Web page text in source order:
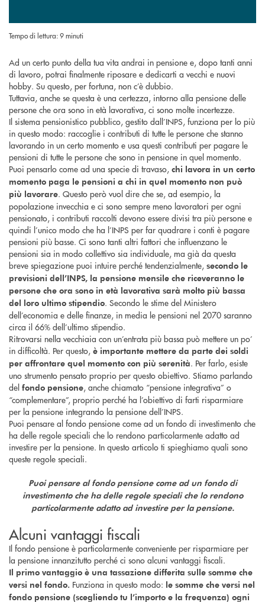
Tempo di lettura: 9 minuti
Ad un certo punto della tua vita andrai in pensione e, dopo tanti anni
di lavoro, potrai finalmente riposare e dedicarti a vecchi e nuovi
hobby. Su questo, per fortuna, non c’è dubbio.
Tuttavia, anche se questa è una certezza, intorno alla pensione delle
persone che ora sono in età lavorativa, ci sono molte incertezze.
Il sistema pensionistico pubblico, gestito dall’INPS, funziona per lo più
in questo modo: raccoglie i contributi di tutte le persone che stanno
lavorando in un certo momento e usa questi contributi per pagare le
pensioni di tutte le persone che sono in pensione in quel momento.
Puoi pensarlo come ad una specie di travaso, chi lavora in un certo
momento paga le pensioni a chi in quel momento non può
più lavorare. Questo però vuol dire che se, ad esempio, la
popolazione invecchia e ci sono sempre meno lavoratori per ogni
pensionato, i contributi raccolti devono essere divisi tra più persone e
quindi l’unico modo che ha l’INPS per far quadrare i conti è pagare
pensioni più basse. Ci sono tanti altri fattori che influenzano le
pensioni sia in modo collettivo sia individuale, ma già da questa
breve spiegazione puoi intuire perché tendenzialmente, secondo le
previsioni dell’INPS, la pensione mensile che riceveranno le
persone che ora sono in età lavorativa sarà molto più bassa
del loro ultimo stipendio. Secondo le stime del Ministero
dell’economia e delle finanze, in media le pensioni nel 2070 saranno
circa il 66% dell’ultimo stipendio.
Ritrovarsi nella vecchiaia con un’entrata più bassa può mettere un po’
in difficoltà. Per questo, è importante mettere da parte dei soldi
per affrontare quel momento con più serenità. Per farlo, esiste
uno strumento pensato proprio per questo obiettivo. Stiamo parlando
del fondo pensione, anche chiamato “pensione integrativa” o
“complementare”, proprio perché ha l’obiettivo di farti risparmiare
per la pensione integrando la pensione dell’INPS.
Puoi pensare al fondo pensione come ad un fondo di investimento che
ha delle regole speciali che lo rendono particolarmente adatto ad
investire per la pensione. In questo articolo ti spieghiamo quali sono
queste regole speciali.
Puoi pensare al fondo pensione come ad un fondo di
investimento che ha delle regole speciali che lo rendono
particolarmente adatto ad investire per la pensione.
Alcuni vantaggi fiscali
Il fondo pensione è particolarmente conveniente per risparmiare per
la pensione innanzitutto perché ci sono alcuni vantaggi fiscali.
Il primo vantaggio è una tassazione differita sulle somme che
versi nel fondo. Funziona in questo modo: le somme che versi nel
fondo pensione (scegliendo tu l’importo e la frequenza) ogni